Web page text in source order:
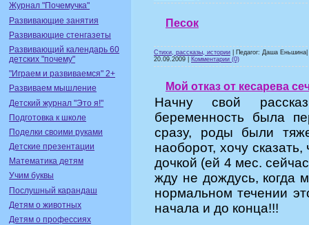
Журнал "Почемучка"
Развивающие занятия
Развивающие стенгазеты
Развивающий календарь 60
детских "почему"
"Играем и развиваемся" 2+
Развиваем мышление
Детский журнал "Это я!"
Подготовка к школе
Поделки своими руками
Детские презентации
Математика детям
Учим буквы
Послушный карандаш
Детям о животных
Детям о профессиях
Песок
Стихи, рассказы, истории | Педагог: Даша
20.09.2009
Комментарии (0)
Мой отказ от кесарева
Начну свой
беременность была
сразу, роды были
наоборот, хочу
дочкой (ей 4 мес.
жду не дождусь, когда
нормальном течении
начала и до конца!!!